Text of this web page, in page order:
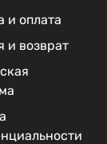
и оплата
и возврат